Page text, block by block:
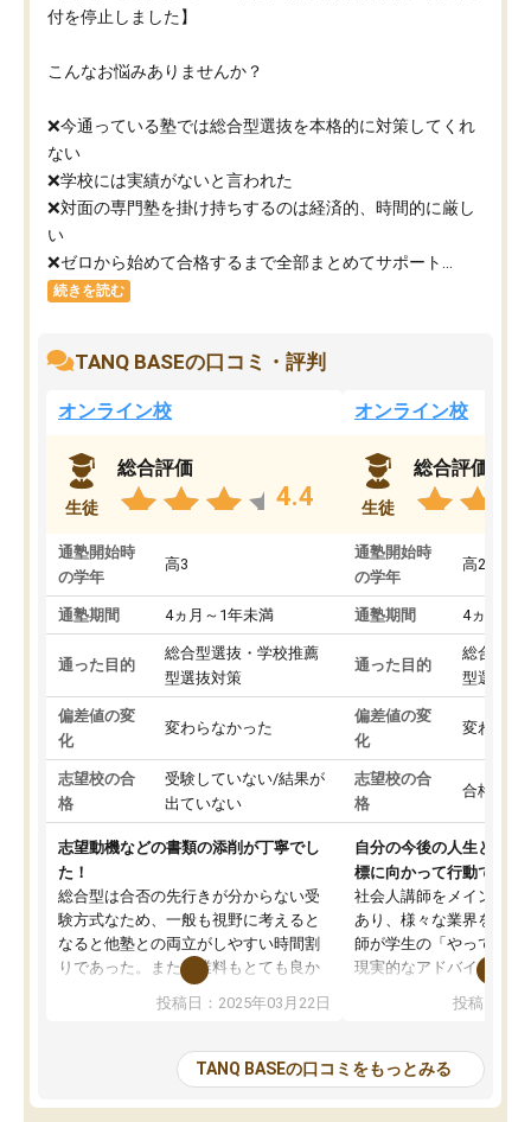
付を停止しました】
こんなお悩みありませんか？
❌今通っている塾では総合型選抜を本格的に対策してくれ
ない
❌学校には実績がないと言われた
❌対面の専門塾を掛け持ちするのは経済的、時間的に厳し
い
❌ゼロから始めて合格するまで全部まとめてサポート...
続きを読む
TANQ BASEの口コミ・評判
オンライン校
生徒
総合評価
4.4
通塾開始時
の学年
高3
通塾期間 4ヵ月～1年未満
通った目的
総合型選抜・学校推薦
型選抜対策
偏差値の変
化
変わらなかった
志望校の合
格
受験していない/結果が
出ていない
志望動機などの書類の添削が丁寧でし
た！
総合型は合否の先行きが分からない受
験方式なため、一般も視野に考えると
なると他塾との両立がしやすい時間割
りであった。また授業料もとても良か
総合型の多くの塾は大学生が見ること
大学生の目だけでなく、数人の大人に
も目を通して頂ける。そのため多くの
意見を聞くことができ、より良いもの
投稿日：2025年03月22日
オンライン校
生徒
総合評価
通塾開始時
の学年
高2
通塾期間 4ヵ月～1
通った目的
総合型選
型選抜対
偏差値の変
化
変わらな
志望校の合
格
合格した
自分の今後の人生と真剣
標に向かって行動できる
社会人講師をメインとし
あり、様々な業界を経験
師が学生の「やってみた
現実的なアドバイスを行
分野について学生知識
総合型選抜対策として志
接・小論文などの技術指
ション内容になっていま
投稿日：
TANQ BASEの口コミをもっとみる